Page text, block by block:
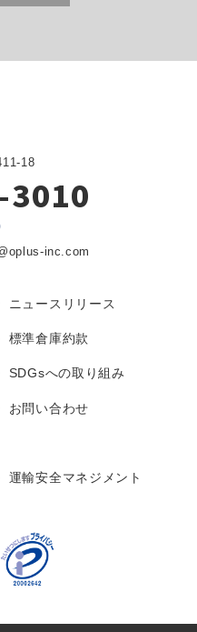
18
inc.com
ニュースリリース
標準倉庫約款
SDGsへの取り組み
お問い合わせ
運輸安全マネジメント